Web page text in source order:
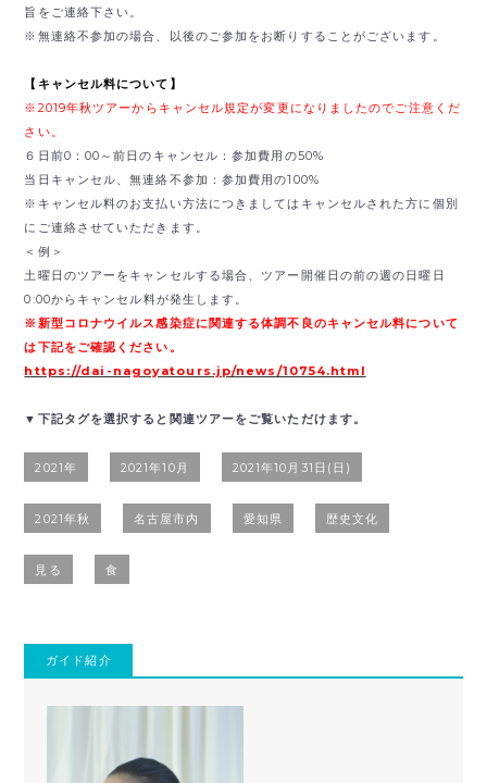
旨をご連絡下さい。
※無連絡不参加の場合、以後のご参加をお断りすることがございます。
【キャンセル料について】
※2019年秋ツアーからキャンセル規定が変更になりましたのでご注意くだ
さい。
６日前0：00～前日のキャンセル：参加費用の50%
当日キャンセル、無連絡不参加：参加費用の100%
※キャンセル料のお支払い方法につきましてはキャンセルされた方に個別
にご連絡させていただきます。
＜例＞
土曜日のツアーをキャンセルする場合、ツアー開催日の前の週の日曜日
0:00からキャンセル料が発生します。
※新型コロナウイルス感染症に関連する体調不良のキャンセル料について
は下記をご確認ください。
https://dai-nagoyatours.jp/news/10754.html
▼下記タグを選択すると関連ツアーをご覧いただけます。
2021年 2021年10月 2021年10月31日(日)
2021年秋 名古屋市内 愛知県 歴史文化
見る 食
ガイド紹介